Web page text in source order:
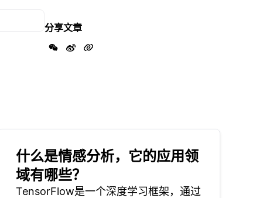
分享文章
什么是情感分析，它的应用领
域有哪些？
TensorFlow是一个深度学习框架，通过